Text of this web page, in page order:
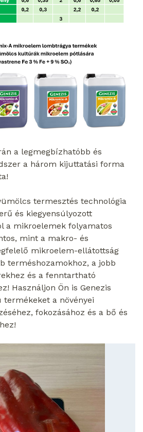
a legmegbízhatóbb és
a három kijuttatási forma
termesztés technológia
és kiegyensúlyozott
a mikroelemek folyamatos
mint a makro- és
mikroelem-ellátottság
terméshozamokhoz, a jobb
és a fenntartható
Használjon Ön is Genezis
a növényei
fokozásához és a bő és